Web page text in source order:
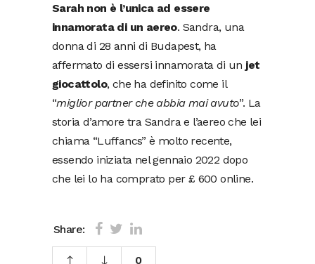
Sarah non è l’unica ad essere
innamorata di un aereo. Sandra, una
donna di 28 anni di Budapest, ha
affermato di essersi innamorata di un jet
giocattolo, che ha definito come il
“miglior partner che abbia mai avuto”. La
storia d’amore tra Sandra e l’aereo che lei
chiama “Luffancs” è molto recente,
essendo iniziata nel gennaio 2022 dopo
che lei lo ha comprato per £ 600 online.
Share:
0